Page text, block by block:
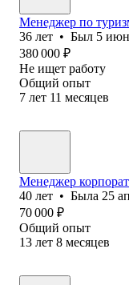
Менеджер по
36 лет • Был 5
380 000 ₽
Не ищет работу
Общий опыт
7 лет 11 месяцев
Менеджер
40 лет • Была 25
70 000 ₽
Общий опыт
13 лет 8 месяцев